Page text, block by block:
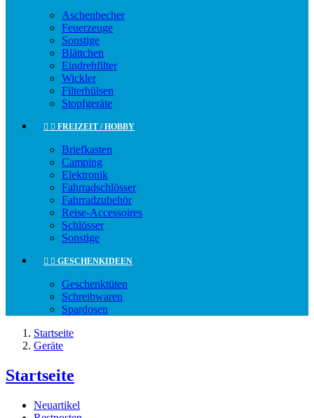
Aschenbecher
Feuerzeuge
Sonstige
Blättchen
Eindrehfilter
Wickler
Filterhülsen
Stopfgeräte
  FREIZEIT / HOBBY
Briefkasten
Camping
Elektronik
Fahrradschlösser
Fahrradzubehör
Reise-Accessoires
Schlösser
Sonstige
  GESCHENKIDEEN
Geschenktüten
Schreibwaren
Spardosen
Startseite
Geräte
Startseite
Neuartikel